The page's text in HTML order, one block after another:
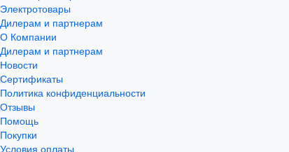
Электротовары
Дилерам и партнерам
О Компании
Дилерам и партнерам
Новости
Сертификаты
Политика конфиденциальности
Отзывы
Помощь
Покупки
Условия оплаты